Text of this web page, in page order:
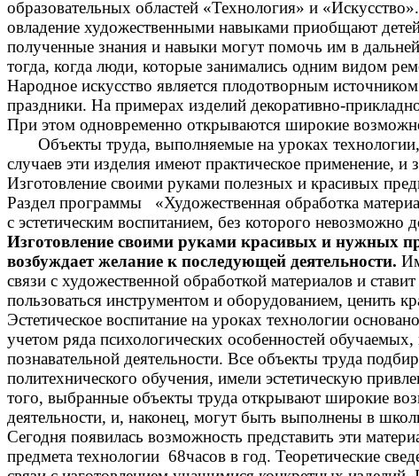
образовательных областей «Технология» и
овладение художественными навыками приобщают
полученные знания и навыки могут помочь им в
тогда, когда люди, которые занимались одним видом
Народное искусство является плодотворным
праздники. На примерах изделий декоративно-
При этом одновременно открываются широкие
Объекты труда, выполняемые на уроках технологии,
случаев эти изделия имеют практическое применение,
Изготовление своими руками полезных и красивых
Раздел программы «Художественная обработка
с эстетическим воспитанием, без которого невозможно
Изготовление своими руками красивых и нужных
возбуждает желание к последующей деятельности.
связи с художественной обработкой материалов и
пользоваться инструментом и оборудованием, ценить
Эстетическое воспитание на уроках технологии
учетом ряда психологических особенностей
познавательной деятельности. Все объекты труда
политехнического обучения, имели эстетическую
того, выбранные объекты труда открывают широкие
деятельности, и, наконец, могут быть выполнены в
Сегодня появилась возможность представить эти
предмета технологии 68часов в год. Теоретические